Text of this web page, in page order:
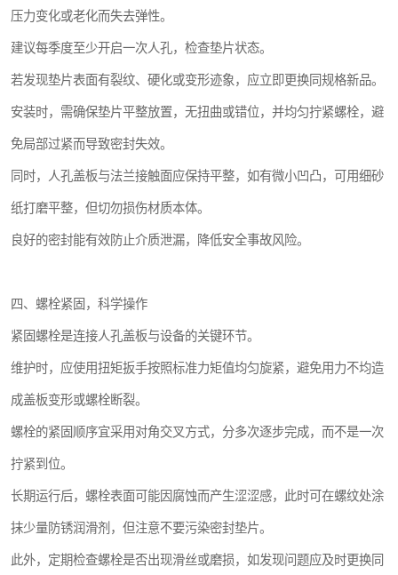
压力变化或老化而失去弹性。
建议每季度至少开启一次人孔，检查垫片状态。
若发现垫片表面有裂纹、硬化或变形迹象，应立即更换同规格新品。
安装时，需确保垫片平整放置，无扭曲或错位，并均匀拧紧螺栓，避
免局部过紧而导致密封失效。
同时，人孔盖板与法兰接触面应保持平整，如有微小凹凸，可用细砂
纸打磨平整，但切勿损伤材质本体。
良好的密封能有效防止介质泄漏，降低安全事故风险。
四、螺栓紧固，科学操作
紧固螺栓是连接人孔盖板与设备的关键环节。
维护时，应使用扭矩扳手按照标准力矩值均匀旋紧，避免用力不均造
成盖板变形或螺栓断裂。
螺栓的紧固顺序宜采用对角交叉方式，分多次逐步完成，而不是一次
拧紧到位。
长期运行后，螺栓表面可能因腐蚀而产生涩涩感，此时可在螺纹处涂
抹少量防锈润滑剂，但注意不要污染密封垫片。
此外，定期检查螺栓是否出现滑丝或磨损，如发现问题应及时更换同